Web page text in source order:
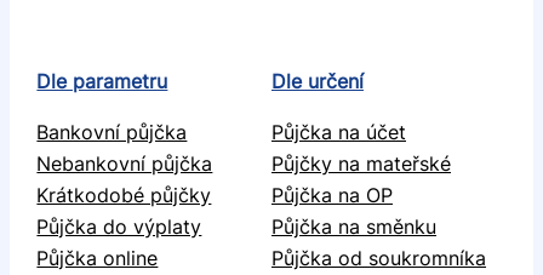
Dle parametru
Bankovní půjčka
Nebankovní půjčka
Krátkodobé půjčky
Půjčka do výplaty
Půjčka online
Dle určení
Půjčka na účet
Půjčky na mateřské
Půjčka na OP
Půjčka na směnku
Půjčka od soukromníka